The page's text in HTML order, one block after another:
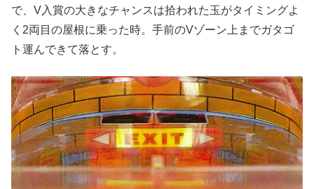
で、V入賞の大きなチャンスは拾われた玉がタイミングよ
く2両目の屋根に乗った時。手前のVゾーン上までガタゴ
ト運んできて落とす。